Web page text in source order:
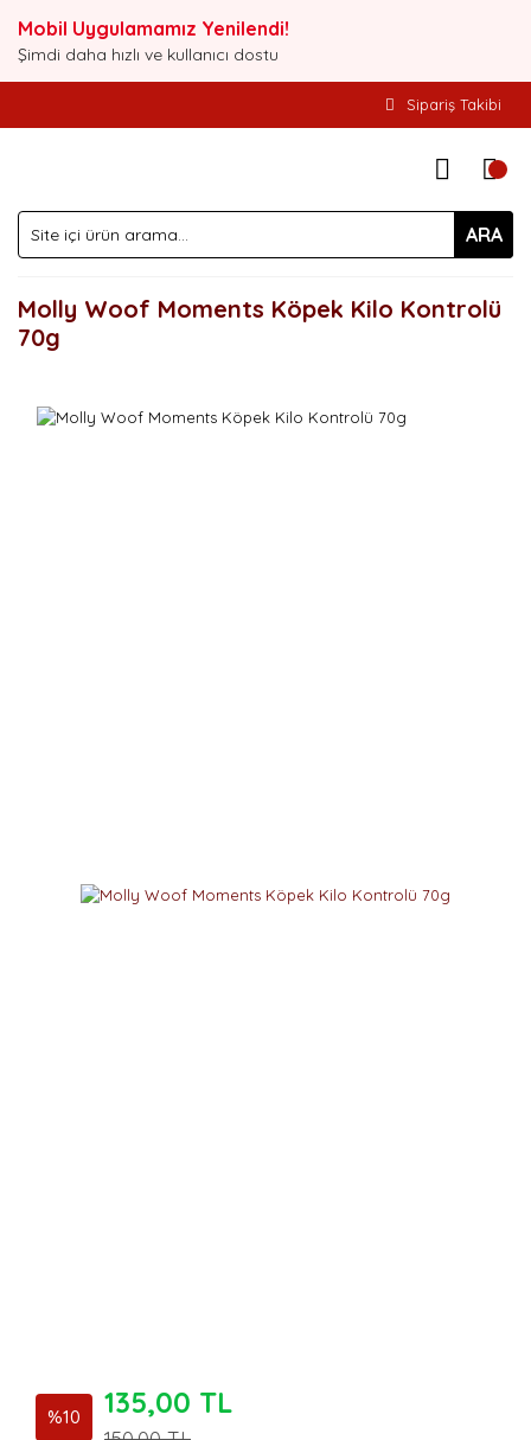
Mobil Uygulamamız Yenilendi!
Şimdi daha hızlı ve kullanıcı dostu
Sipariş Takibi
ARA
Molly Woof Moments Köpek Kilo Kontrolü
70g
%10 135,00 TL